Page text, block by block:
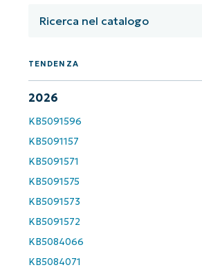
TENDENZA
2026
KB5091596
KB5091157
KB5091571
KB5091575
KB5091573
KB5091572
KB5084066
KB5084071